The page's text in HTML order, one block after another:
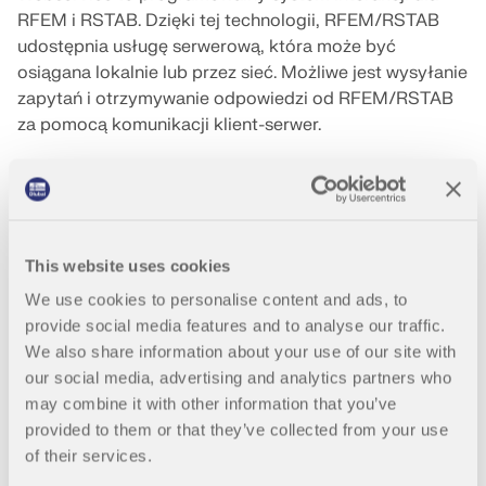
This website uses cookies
We use cookies to personalise content and ads, to
provide social media features and to analyse our traffic.
We also share information about your use of our site with
our social media, advertising and analytics partners who
may combine it with other information that you’ve
provided to them or that they’ve collected from your use
of their services.
RWIND 3
aerodynamicznych
Dlubal API
Twoje drzwi do modelowania parametrycznego i
automatyzacji
SKONTAKTUJ SIĘ Z DZIAŁEM POMOCY
TECHNICZNEJ
ekspertów przez cały okres studiów.
UZYSKAJ BEZPŁATNĄ LICENCJĘ
SKONTAKTUJ SIĘ Z WSPARCIEM TECHNICZNYM
oprogramowania inżynierskiego i wynieś swoją
karierę na nowe wyżyny.
SPRAWDŹ OFERTY PRACY
RFEM i RSTAB. Dzięki tej technologii, RFEM/RSTAB
udostępnia usługę serwerową, która może być
osiągana lokalnie lub przez sieć. Możliwe jest wysyłanie
zapytań i otrzymywanie odpowiedzi od RFEM/RSTAB
za pomocą komunikacji klient-serwer.
sieciowej dla programów
RSTAB 9.